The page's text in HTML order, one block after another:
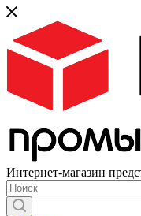
Интернет-магазин